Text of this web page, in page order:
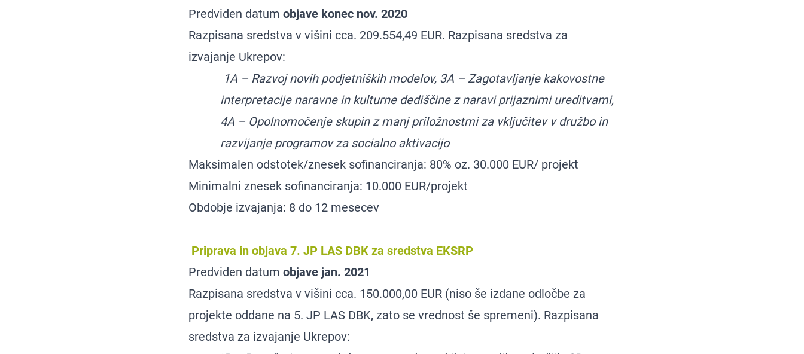
Predviden datum objave konec nov. 2020
Razpisana sredstva v višini cca. 209.554,49 EUR. Razpisana sredstva za
izvajanje Ukrepov:
1A – Razvoj novih podjetniških modelov, 3A – Zagotavljanje kakovostne
interpretacije naravne in kulturne dediščine z naravi prijaznimi ureditvami,
4A – Opolnomočenje skupin z manj priložnostmi za vključitev v družbo in
razvijanje programov za socialno aktivacijo
Maksimalen odstotek/znesek sofinanciranja: 80% oz. 30.000 EUR/ projekt
Minimalni znesek sofinanciranja: 10.000 EUR/projekt
Obdobje izvajanja: 8 do 12 mesecev
Priprava in objava 7. JP LAS DBK za sredstva EKSRP
Predviden datum objave jan. 2021
Razpisana sredstva v višini cca. 150.000,00 EUR (niso še izdane odločbe za
projekte oddane na 5. JP LAS DBK, zato se vrednost še spremeni). Razpisana
sredstva za izvajanje Ukrepov: